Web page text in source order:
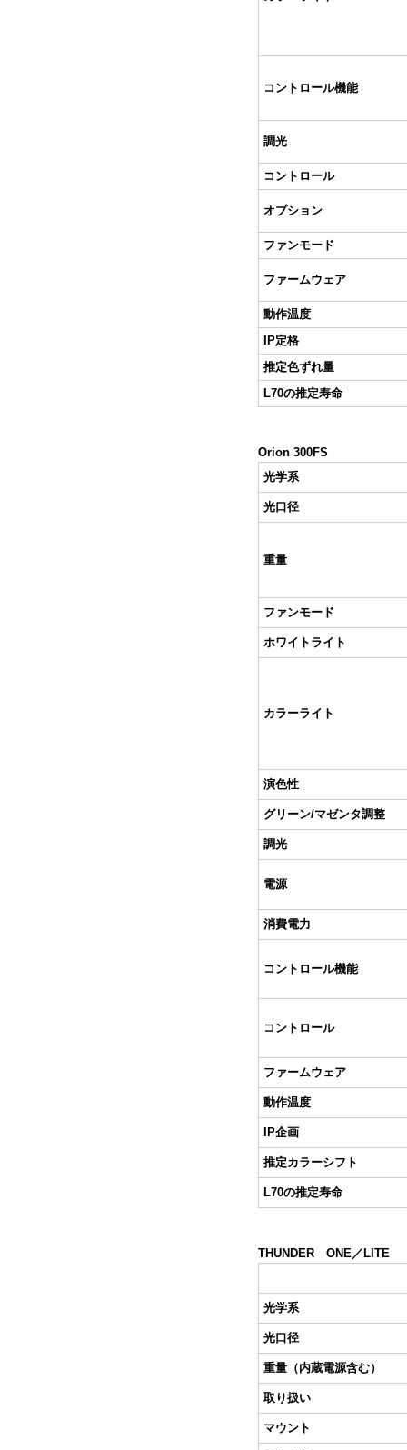
コントロール機能
調光
コントロール
オプション
ファンモード
ファームウェア
動作温度
IP定格
推定色ずれ量
L70の推定寿命
Orion 300FS
光学系
光口径
重量
ファンモード
ホワイトライト
カラーライト
演色性
グリーン/マゼンタ調整
調光
電源
消費電力
コントロール機能
コントロール
ファームウェア
動作温度
IP企画
推定カラーシフト
L70の推定寿命
THUNDER ONE／ LITE
光学系
光口径
重量（内蔵電源含む）
取り扱い
マウント